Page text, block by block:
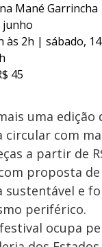
Mané Garrincha
junho
às 2h | sábado,
45
uma edição
circular com
a partir de
proposta
sustentável e
periférico.
ocupa